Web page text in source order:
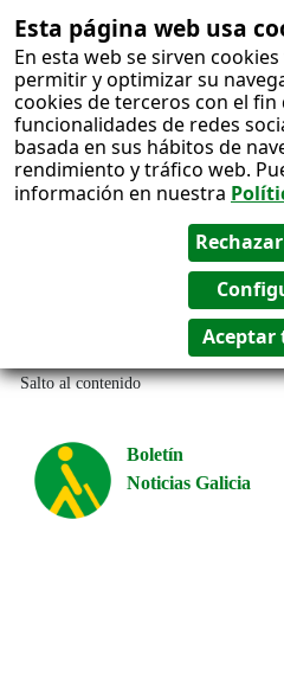
Esta página web usa
En esta web se sirven
permitir y optimizar su
cookies de terceros con el
funcionalidades de redes
basada en sus hábitos de
rendimiento y tráfico web.
información en nuestra
Salto al contenido
Boletín
Noticias Galicia